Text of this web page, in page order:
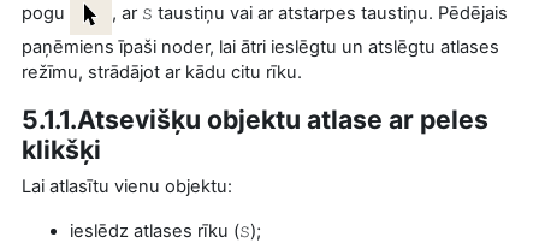
pogu
, ar S taustiņu vai ar atstarpes taustiņu. Pēdējais
paņēmiens īpaši noder, lai ātri ieslēgtu un atslēgtu atlases
režīmu, strādājot ar kādu citu rīku.
5.1.1.Atsevišķu objektu atlase ar peles
klikšķi
Lai atlasītu vienu objektu:
ieslēdz atlases rīku (S);